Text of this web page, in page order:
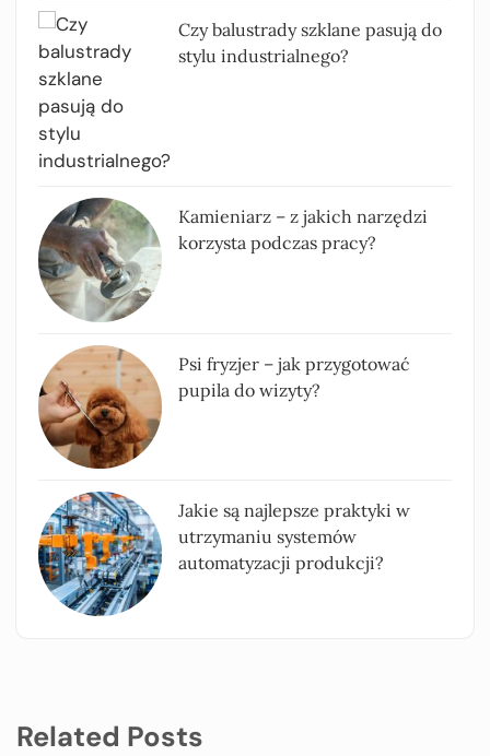
Czy balustrady szklane pasują do
stylu industrialnego?
Kamieniarz – z jakich narzędzi
korzysta podczas pracy?
Psi fryzjer – jak przygotować
pupila do wizyty?
Jakie są najlepsze praktyki w
utrzymaniu systemów
automatyzacji produkcji?
Related Posts